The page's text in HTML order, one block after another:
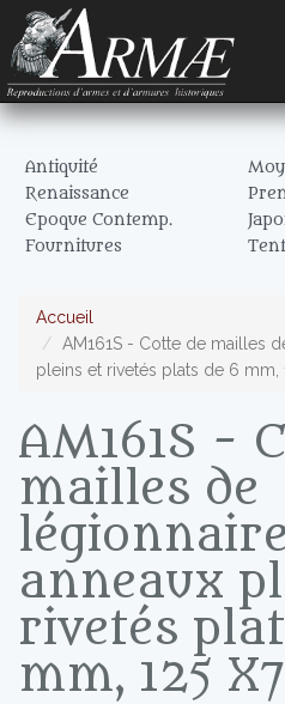
Antiquité
Renaissance
Epoque Contemp.
Fournitures
Accueil
AM161S - Cotte de mailles
pleins et rivetés plats de 6 mm,
AM161S -
mailles de
anneaux
rivetés
mm, 125